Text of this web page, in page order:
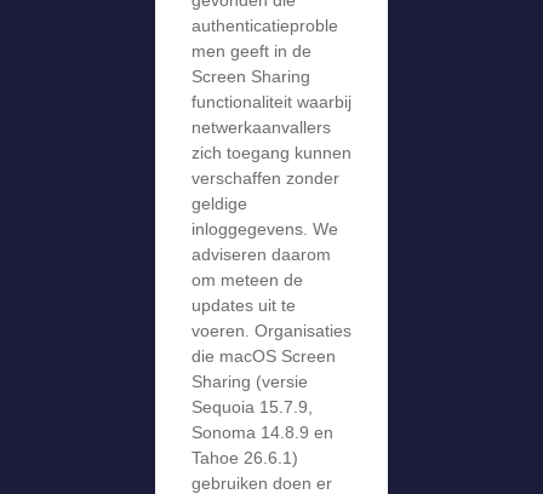
authenticatieproble
men geeft in de
Screen Sharing
functionaliteit waarbij
netwerkaanvallers
zich toegang kunnen
verschaffen zonder
geldige
inloggegevens. We
adviseren daarom
om meteen de
updates uit te
voeren. Organisaties
die macOS Screen
Sharing (versie
Sequoia 15.7.9,
Sonoma 14.8.9 en
Tahoe 26.6.1)
gebruiken doen er